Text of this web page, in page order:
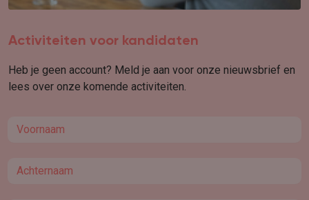
Activiteiten voor kandidaten
Heb je geen account? Meld je aan voor onze nieuwsbrief en
lees over onze komende activiteiten.
First name
Last name